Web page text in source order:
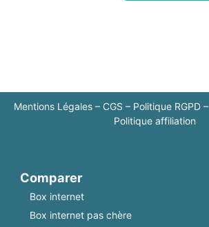
Mentions Légales– CGS – Politique RGPD–
Politique affiliation
Comparer
Box internet
Box internet pas chère